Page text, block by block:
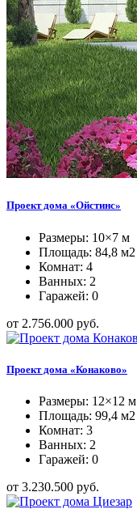
Проект дома «Ойстинс»
Размеры: 10×7 м
Площадь: 84,8 м2
Комнат: 4
Ванных: 2
Гаражей: 0
от 2.756.000 руб.
Проект дома «Конаково»
Размеры: 12×12 м
Площадь: 99,4 м2
Комнат: 3
Ванных: 2
Гаражей: 0
от 3.230.500 руб.